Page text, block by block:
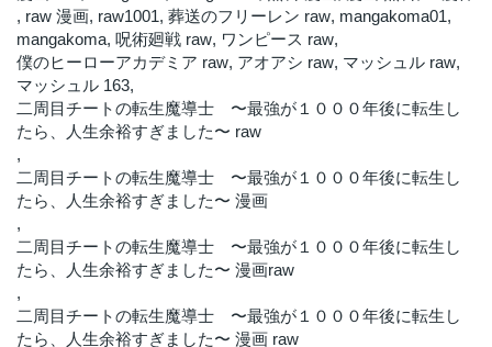
第19.2話
3年前
第19.1話
3年前
第18.2話
3年前
第18.1話
第17.2話
3年前
第17.1話
第16.2話
3年前
第16.1話
3年前
第15.3話
3年前
第15.2話
3年前
3年前 3年前
, raw 漫画, raw1001, 葬送のフリーレン raw, mangakoma01,
mangakoma, 呪術廻戦 raw, ワンピース raw,
僕のヒーローアカデミア raw, アオアシ raw, マッシュル raw,
マッシュル 163,
二周目チートの転生魔導士 〜最強が１０００年後に転生し
たら、人生余裕すぎました〜 raw
,
二周目チートの転生魔導士 〜最強が１０００年後に転生し
たら、人生余裕すぎました〜 漫画
,
二周目チートの転生魔導士 〜最強が１０００年後に転生し
たら、人生余裕すぎました〜 漫画raw
,
二周目チートの転生魔導士 〜最強が１０００年後に転生し
たら、人生余裕すぎました〜 漫画 raw